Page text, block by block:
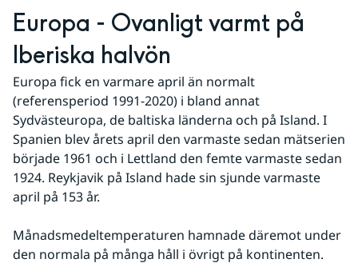
Europa - Ovanligt varmt på
Iberiska halvön
Europa fick en varmare april än normalt
(referensperiod 1991-2020) i bland annat
Sydvästeuropa, de baltiska länderna och på Island. I
Spanien blev årets april den varmaste sedan mätserien
började 1961 och i Lettland den femte varmaste sedan
1924. Reykjavik på Island hade sin sjunde varmaste
april på 153 år.
Månadsmedeltemperaturen hamnade däremot under
den normala på många håll i övrigt på kontinenten.